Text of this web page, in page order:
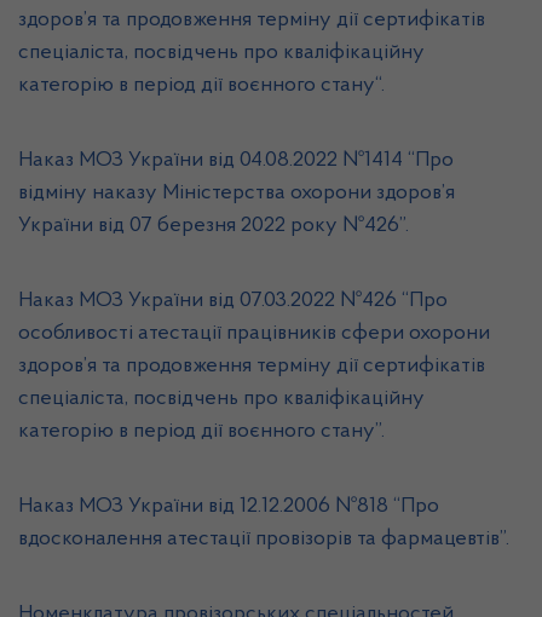
здоров’я та продовження терміну дії сертифікатів
спеціаліста, посвідчень про кваліфікаційну
категорію в період дії воєнного стану“.
Наказ МОЗ України від 04.08.2022 №1414 “Про
відміну наказу Міністерства охорони здоров’я
України від 07 березня 2022 року №426”.
Наказ МОЗ України від 07.03.2022 №426 “Про
особливості атестації працівників сфери охорони
здоров’я та продовження терміну дії сертифікатів
спеціаліста, посвідчень про кваліфікаційну
категорію в період дії воєнного стану”.
Наказ МОЗ України від 12.12.2006 №818 “Про
вдосконалення атестації провізорів та фармацевтів”.